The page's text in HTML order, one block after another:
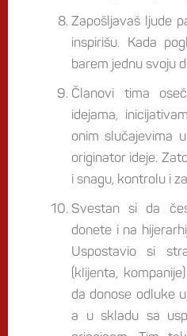
Zapošljavaš ljude
inspirišu. Kada
barem jednu svoju
Članovi tima
idejama,
onim slučajevima
originator ideje.
i snagu, kontrolu i
Svestan si da
donete i na
Uspostavio si
(klijenta,
da donose odluke
a u skladu sa